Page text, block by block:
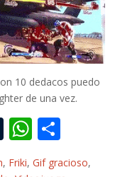
10 dedacos puedo
de una vez.
T
u
W
h o
, Friki, Gif gracioso,